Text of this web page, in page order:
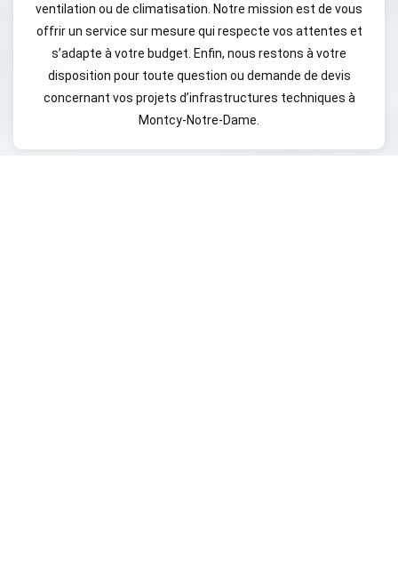
ventilation ou de climatisation. Notre mission est de vous
offrir un service sur mesure qui respecte vos attentes et
s’adapte à votre budget. Enfin, nous restons à votre
disposition pour toute question ou demande de devis
concernant vos projets d’infrastructures techniques à
Montcy-Notre-Dame.